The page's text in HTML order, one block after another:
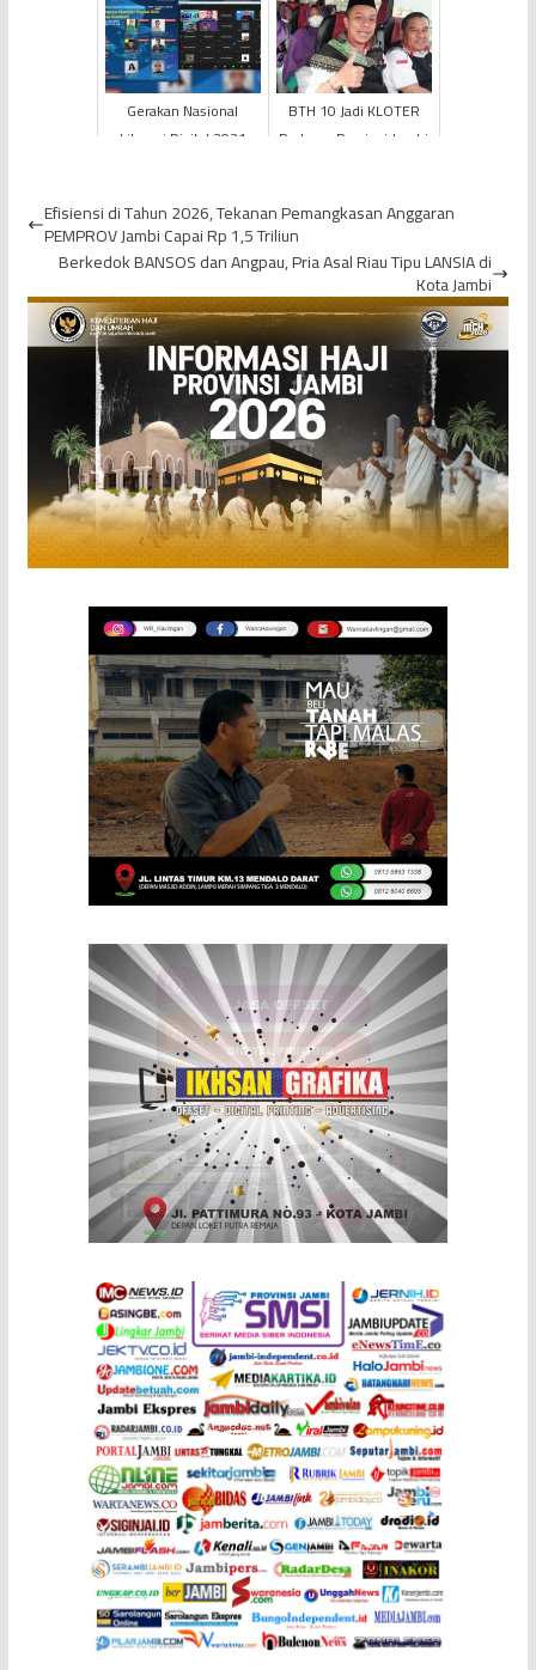
Jabung Timur Berada
Pada Urutan...
Gerakan Nasional
Literasi Digital 2021
Masa...
BTH 10 Jadi KLOTER
Pertama Provinsi Jambi
Jemaah D...
Efisiensi di Tahun 2026, Tekanan Pemangkasan Anggaran
PEMPROV Jambi Capai Rp 1,5 Triliun
Berkedok BANSOS dan Angpau, Pria Asal Riau Tipu LANSIA di
Kota Jambi